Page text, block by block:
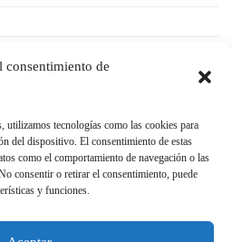
consentimiento de
utilizamos tecnologías como las cookies para
del dispositivo. El consentimiento de estas
como el comportamiento de navegación o las
consentir o retirar el consentimiento, puede
y funciones.
META